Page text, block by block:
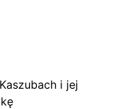
i jej